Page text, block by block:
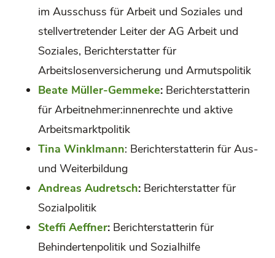
im Ausschuss für Arbeit und Soziales und
stellvertretender Leiter der AG Arbeit und
Soziales, Berichterstatter für
Arbeitslosenversicherung und Armutspolitik
Beate Müller-Gemmeke: Berichterstatterin
für Arbeitnehmer:innenrechte und aktive
Arbeitsmarktpolitik
Tina Winklmann: Berichterstatterin für Aus-
und Weiterbildung
Andreas Audretsch: Berichterstatter für
Sozialpolitik
Steffi Aeffner: Berichterstatterin für
Behindertenpolitik und Sozialhilfe